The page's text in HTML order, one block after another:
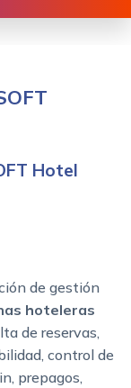
Hotel
de gestión
hoteleras
de reservas,
control de
prepagos,